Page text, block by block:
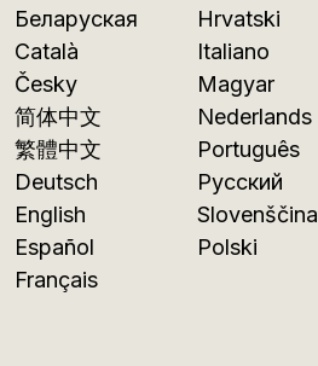
Беларуская
Català
Česky
简体中文
繁體中文
Deutsch
English
Español
Français
Hrvatski
Italiano
Magyar
Nederlands
Português
Русский
Slovenščina
Polski